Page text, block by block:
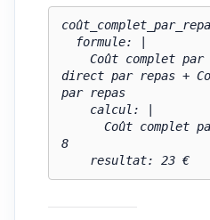
direct par repas +
par repas
8
    resultat: 23 €